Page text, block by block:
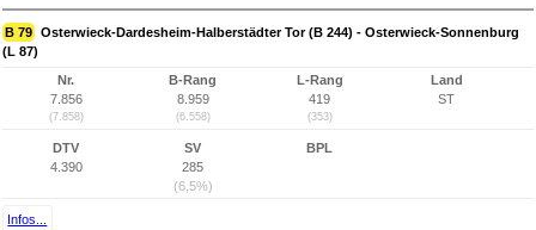
B 79 Osterwieck-Dardesheim-Halberstädter Tor (B 244) - Osterwieck-Sonnenburg
(L 87)
Nr.
7.856
(7.858)
B-Rang
8.959
(6.558)
L-Rang
419
(353)
Land
ST
DTV
4.390
SV
285
(6,5%)
BPL
Infos...